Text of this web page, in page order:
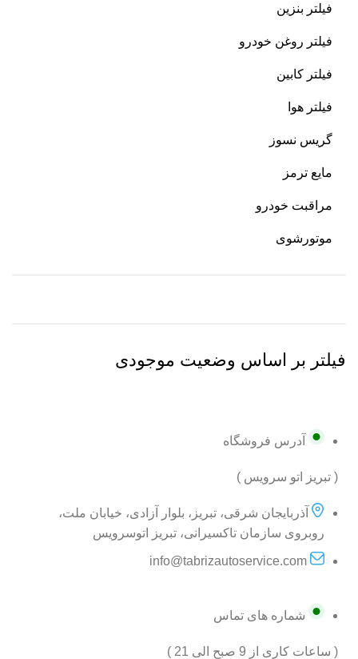
فیلتر بنزین
فیلتر روغن خودرو
فیلتر کابین
فیلتر هوا
گریس نسوز
مایع ترمز
مراقبت خودرو
موتورشوی
فیلتر بر اساس وضعیت موجودی
آدرس فروشگاه
( تبریز اتو سرویس )
آذربایجان شرقی، تبریز، بلوار آزادی، خیابان ملت،
روبروی سازمان تاکسیرانی، تبریز اتوسرویس
info@tabrizautoservice.com
شماره های تماس
( ساعات کاری از 9 صبح الی 21 )